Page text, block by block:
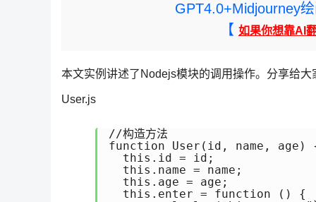
GPT4.0+Midjourney
【 如果你想靠AI
本文实例讲述了Nodejs模块的调用操作。分享给
User.js
//构造方法
function User(id, name, age)
  this.id = id;
  this.name = name;
  this.age = age;
  this.enter = function () {